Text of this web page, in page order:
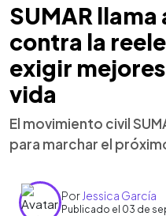
SUMAR
contra la
exigir
vida
El movimiento civil
para marchar el
Por Jessica García
Publicado el 03 de